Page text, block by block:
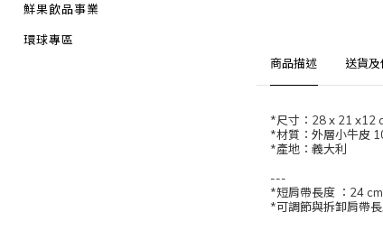
鮮果飲品事業
環球專區
商品描述 送貨
*尺寸：28 x 21 x12
*材質：外層小牛皮
*產地：義大利
---
*短肩帶長度 ：24
*可調節與拆卸肩帶